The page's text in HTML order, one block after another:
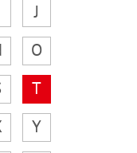
J
O
T
Y